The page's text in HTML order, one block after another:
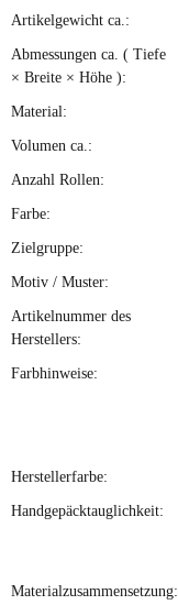
Produkteigenschaft
Wert
Artikelgewicht ca.:
Abmessungen ca. ( Tiefe
× Breite × Höhe ):
Material:
Volumen ca.:
Anzahl Rollen:
Farbe:
Zielgruppe:
Motiv / Muster:
Artikelnummer des
Herstellers:
Farbhinweise:
Herstellerfarbe:
Handgepäcktauglichkeit:
Materialzusammensetzung: